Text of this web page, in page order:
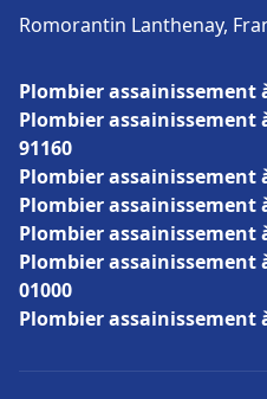
Romorantin Lanthenay,
Plombier assainissement
Plombier assainissement
91160
Plombier assainissement
Plombier assainissement
Plombier assainissement
Plombier assainissement
01000
Plombier assainissement